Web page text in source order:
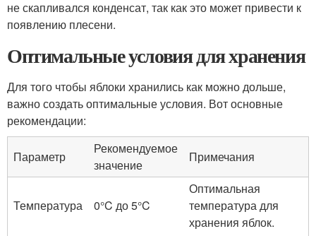
не скапливался конденсат, так как это может привести к
появлению плесени.
Оптимальные условия для хранения
Для того чтобы яблоки хранились как можно дольше,
важно создать оптимальные условия. Вот основные
рекомендации:
Параметр
Рекомендуемое
значение
Примечания
Температура 0°C до 5°C
Оптимальная
температура для
хранения яблок.